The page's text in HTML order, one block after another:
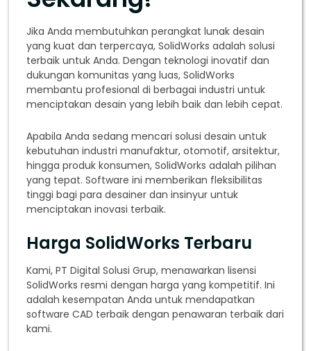
Jika Anda membutuhkan perangkat lunak desain
yang kuat dan terpercaya, SolidWorks adalah solusi
terbaik untuk Anda. Dengan teknologi inovatif dan
dukungan komunitas yang luas, SolidWorks
membantu profesional di berbagai industri untuk
menciptakan desain yang lebih baik dan lebih cepat.
Apabila Anda sedang mencari solusi desain untuk
kebutuhan industri manufaktur, otomotif, arsitektur,
hingga produk konsumen, SolidWorks adalah pilihan
yang tepat. Software ini memberikan fleksibilitas
tinggi bagi para desainer dan insinyur untuk
menciptakan inovasi terbaik.
Harga SolidWorks Terbaru
Kami, PT Digital Solusi Grup, menawarkan lisensi
SolidWorks resmi dengan harga yang kompetitif. Ini
adalah kesempatan Anda untuk mendapatkan
software CAD terbaik dengan penawaran terbaik dari
kami.